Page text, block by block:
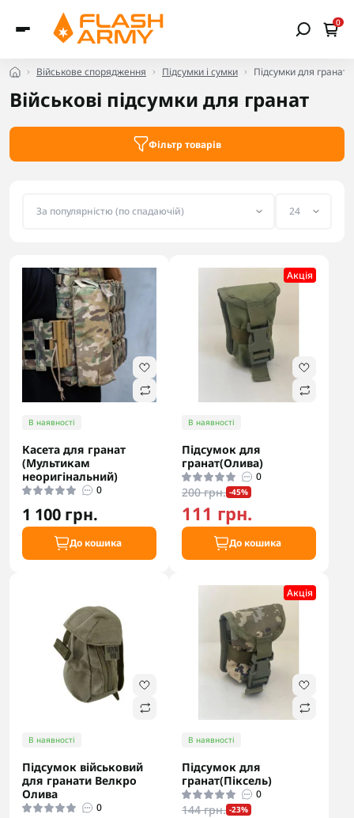
0
Військове спорядження Підсумки і сумки Підсумки для гранат
Військові підсумки для гранат
Фільтр товарів
В наявності
Касета для гранат
(Мультикам
неоригінальний)
0
1 100 грн.
До кошика
Акцiя
В наявності
Підсумок для
гранат(Олива)
0
200 грн. -45%
111 грн.
До кошика
В наявності
Підсумок військовий
для гранати Велкро
Олива
0
Акцiя
В наявності
Підсумок для
гранат(Піксель)
0
144 грн. -23%